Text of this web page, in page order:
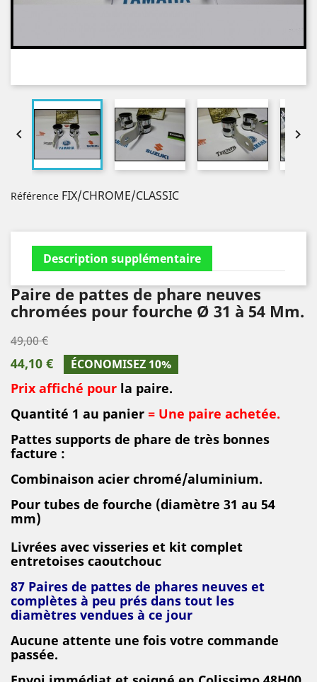
 
Référence FIX/CHROME/CLASSIC
Description supplémentaire
Paire de pattes de phare neuves
chromées pour fourche Ø 31 à 54 Mm.
49,00 €
44,10 € ÉCONOMISEZ 10%
Prix affiché pour la paire.
Quantité 1 au panier = Une paire achetée.
Pattes supports de phare de très bonnes
facture :
Combinaison acier chromé/aluminium.
Pour tubes de fourche (diamètre 31 au 54
mm)
Livrées avec visseries et kit complet
entretoises caoutchouc
87 Paires de pattes de phares neuves et
complètes à peu prés dans tout les
diamètres vendues à ce jour
Aucune attente une fois votre commande
passée.